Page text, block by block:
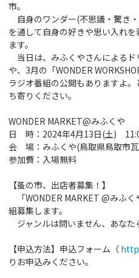
市。
自身のワンダー(不思議・驚き
を通して自身の好きや思い入れ
ます。
当日は、みふくやさんによる
や、 3月の「WONDER
ラジオ番組の公開もありますよ
ち寄りください。
WONDER MARKET@みふくや
日 時： 2024年4月13日(土)
会 場：みふくや(鳥取県鳥取市
参加費：入場無料
【蚤の市、出店者募集！】
「WONDER MARKET @みふく
組募集します。
ジャンルは問いません、あなた
【申込方法】申込フォーム（
りお申込みください。